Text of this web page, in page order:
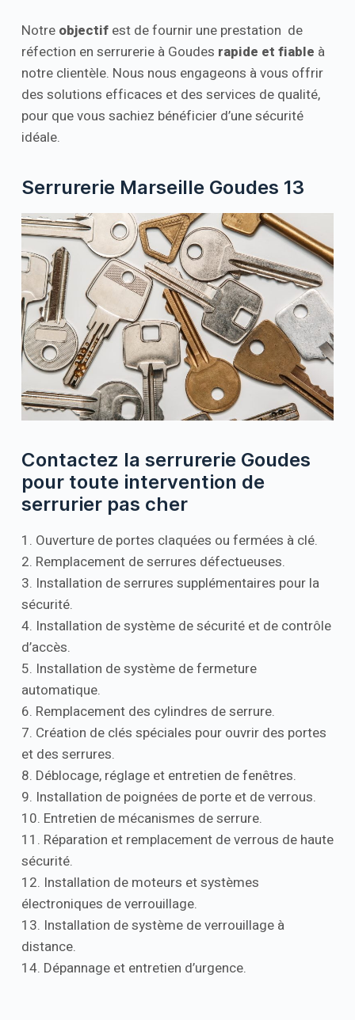
Notre objectifest de fournir une prestation de
réfection en serrurerie à Goudes rapide et fiable à
notre clientèle. Nous nous engageons à vous offrir
des solutions efficaces et des services de qualité,
pour que vous sachiez bénéficier d’une sécurité
idéale.
Serrurerie Marseille Goudes 13
Contactez la serrurerie Goudes
pour toute intervention de
serrurier pas cher
1. Ouverture de portes claquées ou fermées à clé.
2. Remplacement de serrures défectueuses.
3. Installation de serrures supplémentaires pour la
sécurité.
4. Installation de système de sécurité et de contrôle
d’accès.
5. Installation de système de fermeture
automatique.
6. Remplacement des cylindres de serrure.
7. Création de clés spéciales pour ouvrir des portes
et des serrures.
8. Déblocage, réglage et entretien de fenêtres.
9. Installation de poignées de porte et de verrous.
10. Entretien de mécanismes de serrure.
11. Réparation et remplacement de verrous de haute
sécurité.
12. Installation de moteurs et systèmes
électroniques de verrouillage.
13. Installation de système de verrouillage à
distance.
14. Dépannage et entretien d’urgence.